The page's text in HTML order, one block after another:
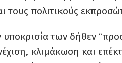
τους πολιτικούς
υποκρισία των δήθεν
κλιμάκωση και